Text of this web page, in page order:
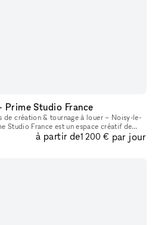
Studio France
et lumineux à seulement
à partir de1 200 € par jour